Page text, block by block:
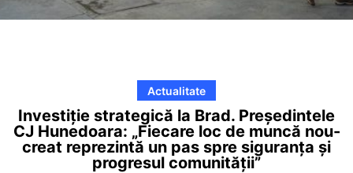
Actualitate
Investiție strategică la Brad. Președintele
CJ Hunedoara: „Fiecare loc de muncă nou-
creat reprezintă un pas spre siguranța și
progresul comunității”